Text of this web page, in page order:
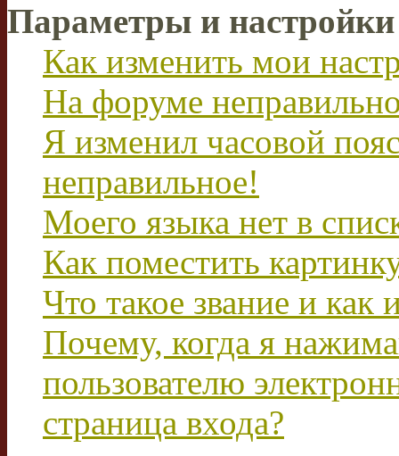
Параметры и настройки
Как изменить мои
На форуме
Я изменил часовой
неправильное!
Моего языка нет в
Как поместить
Что такое звание и как
Почему, когда я
пользователю
страница входа?